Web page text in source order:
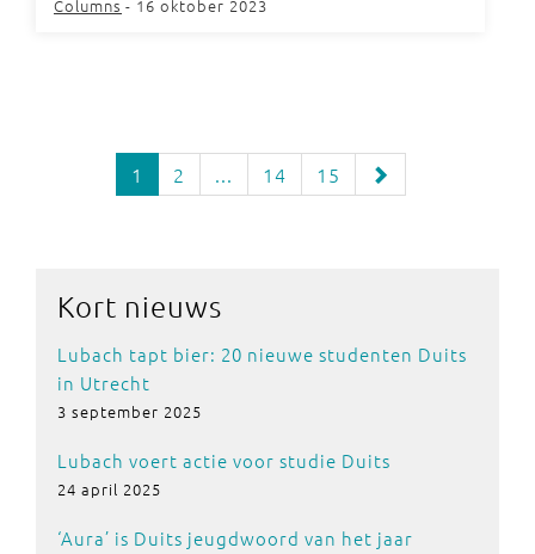
Columns - 16 oktober 2023
1 2 ... 14 15
Kort nieuws
Lubach tapt bier: 20 nieuwe studenten Duits
in Utrecht
3 september 2025
Lubach voert actie voor studie Duits
24 april 2025
‘Aura’ is Duits jeugdwoord van het jaar